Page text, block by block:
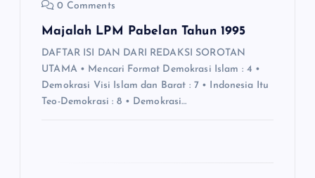
0 Comments
Majalah LPM Pabelan Tahun 1995
DAFTAR ISI DAN DARI REDAKSI SOROTAN
UTAMA • Mencari Format Demokrasi Islam : 4 •
Demokrasi Visi Islam dan Barat : 7 • Indonesia Itu
Teo-Demokrasi : 8 • Demokrasi…